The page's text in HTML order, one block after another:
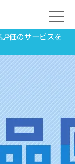
価のサービスを